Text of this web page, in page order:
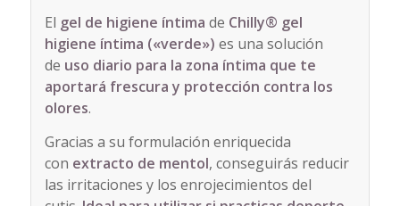
El gel de higiene íntima de Chilly® gel
higiene íntima («verde») es una solución
de uso diario para la zona íntima que te
aportará frescura y protección contra los
olores.
Gracias a su formulación enriquecida
con extracto de mentol, conseguirás reducir
las irritaciones y los enrojecimientos del